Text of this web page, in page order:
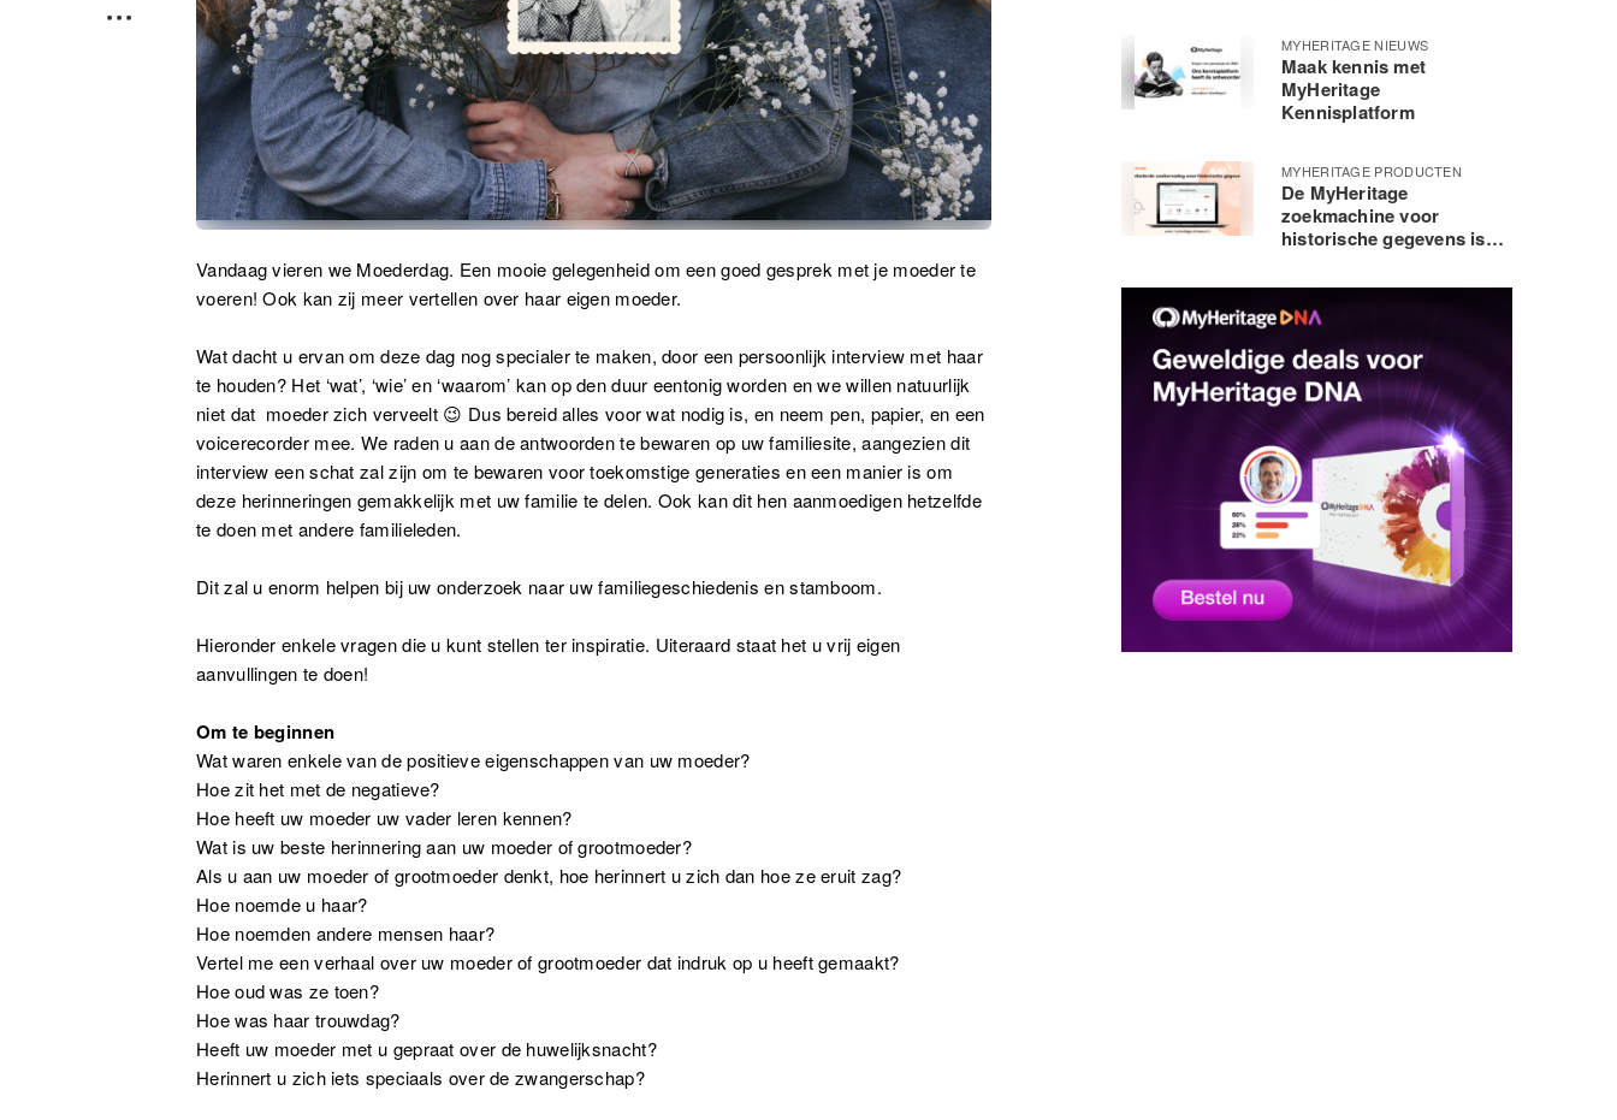
Vandaag vieren we Moederdag. Een mooie gelegenheid om een goed gesprek met je moeder te
voeren! Ook kan zij meer vertellen over haar eigen moeder.
Wat dacht u ervan om deze dag nog specialer te maken, door een persoonlijk interview met haar
te houden? Het ‘wat’, ‘wie’ en ‘waarom’ kan op den duur eentonig worden en we willen natuurlijk
niet dat moeder zich verveelt 😉 Dus bereid alles voor wat nodig is, en neem pen, papier, en een
voicerecorder mee. We raden u aan de antwoorden te bewaren op uw familiesite, aangezien dit
interview een schat zal zijn om te bewaren voor toekomstige generaties en een manier is om
deze herinneringen gemakkelijk met uw familie te delen. Ook kan dit hen aanmoedigen hetzelfde
te doen met andere familieleden.
Dit zal u enorm helpen bij uw onderzoek naar uw familiegeschiedenis en stamboom.
Hieronder enkele vragen die u kunt stellen ter inspiratie. Uiteraard staat het u vrij eigen
aanvullingen te doen!
Om te beginnen
Wat waren enkele van de positieve eigenschappen van uw moeder?
Hoe zit het met de negatieve?
Hoe heeft uw moeder uw vader leren kennen?
Wat is uw beste herinnering aan uw moeder of grootmoeder?
Als u aan uw moeder of grootmoeder denkt, hoe herinnert u zich dan hoe ze eruit zag?
Hoe noemde u haar?
Hoe noemden andere mensen haar?
Vertel me een verhaal over uw moeder of grootmoeder dat indruk op u heeft gemaakt?
Hoe oud was ze toen?
Hoe was haar trouwdag?
Heeft uw moeder met u gepraat over de huwelijksnacht?
Herinnert u zich iets speciaals over de zwangerschap?
MYHERITAGE NIEUWS
Maak kennis met
MyHeritage
Kennisplatform
MYHERITAGE PRODUCTEN
De MyHeritage
zoekmachine voor
historische gegevens is